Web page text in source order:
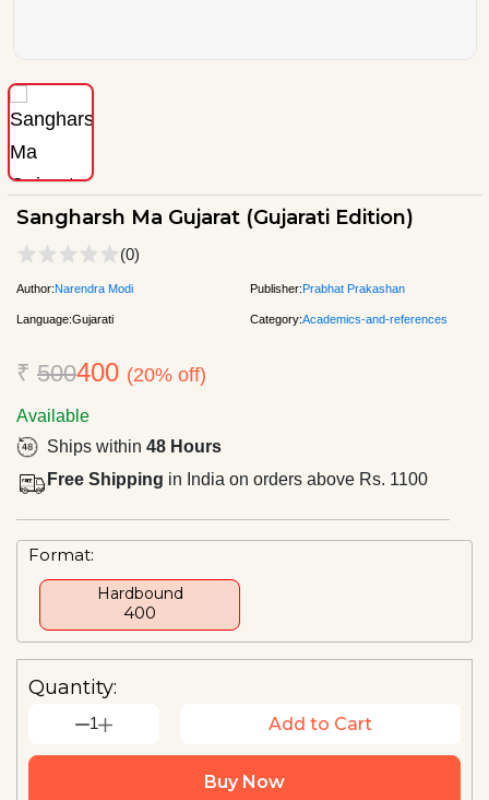
Sangharsh Ma Gujarat (Gujarati Edition)
(0)
Author:Narendra Modi Publisher:Prabhat Prakashan
Language:Gujarati Category:Academics-and-references
₹ 500400 (20% off)
Available
Ships within 48 Hours
Free Shipping in India on orders above Rs. 1100
Format:
Hardbound
₹400
Quantity:
1 Add to Cart
Buy Now